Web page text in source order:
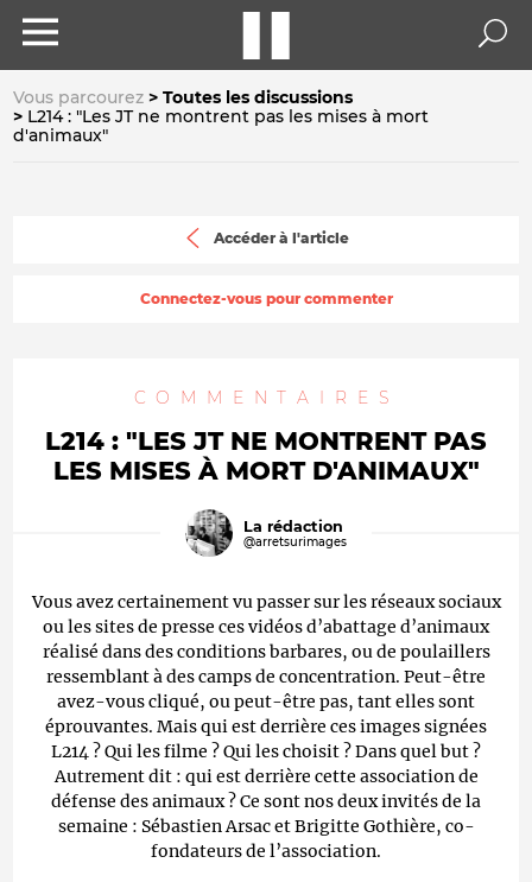
Vous parcourez
Toutes les discussions
L214 : "Les JT ne montrent pas les mises à mort
d'animaux"
Accéder à l'article
Connectez-vous pour commenter
COMMENTAIRES
L214 : "LES JT NE MONTRENT PAS
LES MISES À MORT D'ANIMAUX"
La rédaction
@arretsurimages
Vous avez certainement vu passer sur les réseaux sociaux
ou les sites de presse ces vidéos d’abattage d’animaux
réalisé dans des conditions barbares, ou de poulaillers
ressemblant à des camps de concentration. Peut-être
avez-vous cliqué, ou peut-être pas, tant elles sont
éprouvantes. Mais qui est derrière ces images signées
L214 ? Qui les filme ? Qui les choisit ? Dans quel but ?
Autrement dit : qui est derrière cette association de
défense des animaux ? Ce sont nos deux invités de la
semaine : Sébastien Arsac et Brigitte Gothière, co-
fondateurs de l’association.